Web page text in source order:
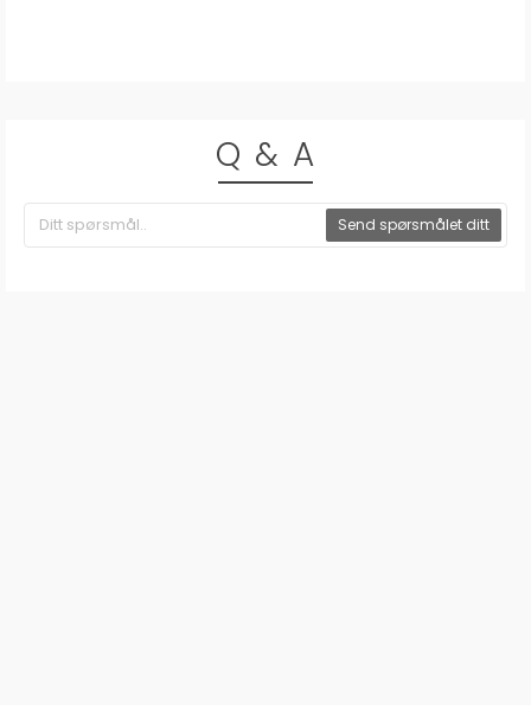
Q & A
Send spørsmålet ditt